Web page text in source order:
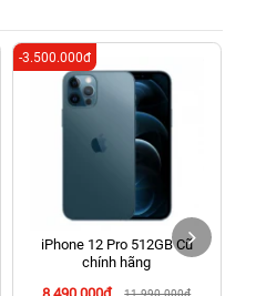
Chí Minh (Quận Tân Phú cũ)
Hồ Chí Minh (Q.9 TP. Thủ
Chí Minh (Bình Thọ, TP. Thủ
Chí Minh (Bình Dương Cũ)
Tàu, Hồ Chí Minh (TP. Vũng
Nhất, Hồ Chí Minh (Tân Bình
iPhone 12 Pro 512GB Cũ
chính hãng
11.990.000đ
-3.500.000đ